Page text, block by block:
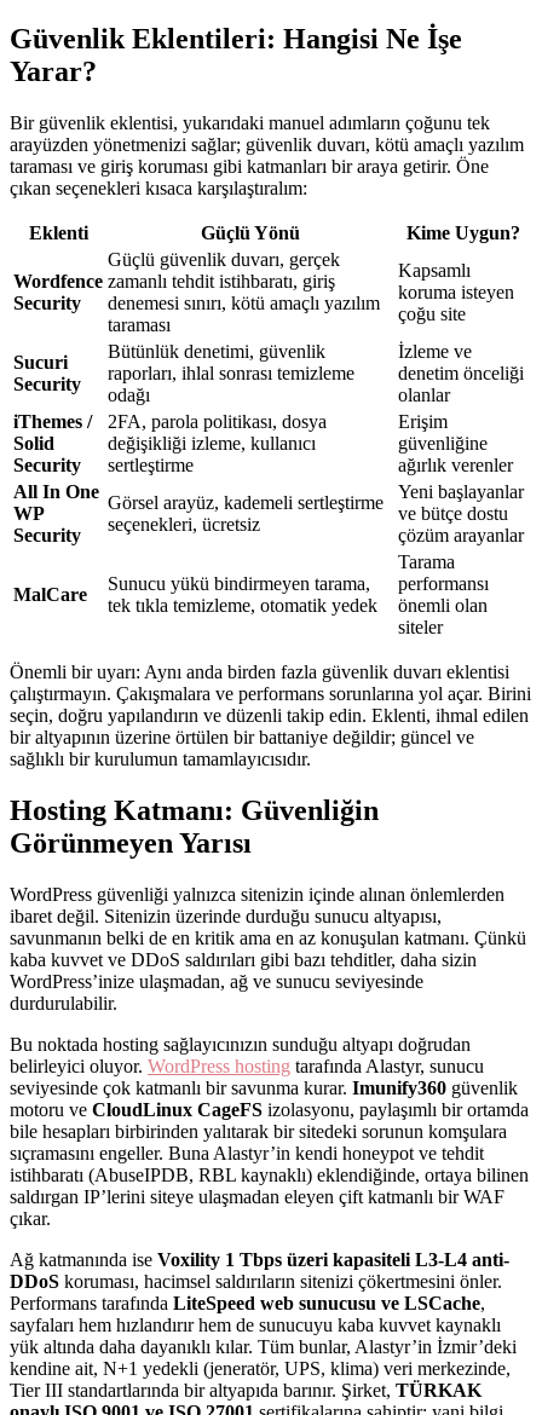
Güvenlik Eklentileri: Hangisi Ne İşe
Yarar?
Bir güvenlik eklentisi, yukarıdaki manuel adımların çoğunu tek
arayüzden yönetmenizi sağlar; güvenlik duvarı, kötü amaçlı yazılım
taraması ve giriş koruması gibi katmanları bir araya getirir. Öne
çıkan seçenekleri kısaca karşılaştıralım:
Eklenti Güçlü Yönü Kime Uygun?
Wordfence
Security
Güçlü güvenlik duvarı, gerçek
zamanlı tehdit istihbaratı, giriş
denemesi sınırı, kötü amaçlı yazılım
taraması
Kapsamlı
koruma isteyen
çoğu site
Sucuri
Security
Bütünlük denetimi, güvenlik
raporları, ihlal sonrası temizleme
odağı
İzleme ve
denetim önceliği
olanlar
iThemes /
Solid
Security
2FA, parola politikası, dosya
değişikliği izleme, kullanıcı
sertleştirme
Erişim
güvenliğine
ağırlık verenler
All In One
WP
Security
Görsel arayüz, kademeli sertleştirme
seçenekleri, ücretsiz
Yeni başlayanlar
ve bütçe dostu
çözüm arayanlar
MalCare
Sunucu yükü bindirmeyen tarama,
tek tıkla temizleme, otomatik yedek
Tarama
performansı
önemli olan
siteler
Önemli bir uyarı: Aynı anda birden fazla güvenlik duvarı eklentisi
çalıştırmayın. Çakışmalara ve performans sorunlarına yol açar. Birini
seçin, doğru yapılandırın ve düzenli takip edin. Eklenti, ihmal edilen
bir altyapının üzerine örtülen bir battaniye değildir; güncel ve
sağlıklı bir kurulumun tamamlayıcısıdır.
Hosting Katmanı: Güvenliğin
Görünmeyen Yarısı
WordPress güvenliği yalnızca sitenizin içinde alınan önlemlerden
ibaret değil. Sitenizin üzerinde durduğu sunucu altyapısı,
savunmanın belki de en kritik ama en az konuşulan katmanı. Çünkü
kaba kuvvet ve DDoS saldırıları gibi bazı tehditler, daha sizin
WordPress’inize ulaşmadan, ağ ve sunucu seviyesinde
durdurulabilir.
Bu noktada hosting sağlayıcınızın sunduğu altyapı doğrudan
belirleyici oluyor. WordPress hosting tarafında Alastyr, sunucu
seviyesinde çok katmanlı bir savunma kurar. Imunify360 güvenlik
motoru ve CloudLinux CageFS izolasyonu, paylaşımlı bir ortamda
bile hesapları birbirinden yalıtarak bir sitedeki sorunun komşulara
sıçramasını engeller. Buna Alastyr’in kendi honeypot ve tehdit
istihbaratı (AbuseIPDB, RBL kaynaklı) eklendiğinde, ortaya bilinen
saldırgan IP’lerini siteye ulaşmadan eleyen çift katmanlı bir WAF
çıkar.
Ağ katmanında ise Voxility 1 Tbps üzeri kapasiteli L3-L4 anti-
DDoS koruması, hacimsel saldırıların sitenizi çökertmesini önler.
Performans tarafında LiteSpeed web sunucusu ve LSCache,
sayfaları hem hızlandırır hem de sunucuyu kaba kuvvet kaynaklı
yük altında daha dayanıklı kılar. Tüm bunlar, Alastyr’in İzmir’deki
kendine ait, N+1 yedekli (jeneratör, UPS, klima) veri merkezinde,
Tier III standartlarında bir altyapıda barınır. Şirket, TÜRKAK